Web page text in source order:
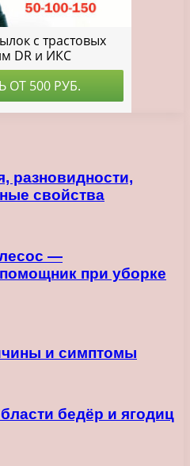
разновидности,
свойства
—
при уборке
и симптомы
бедёр и ягодиц